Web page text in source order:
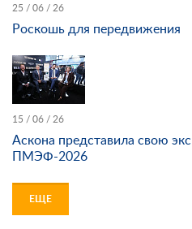
25 / 06 / 26
Роскошь для передвижения
15 / 06 / 26
Аскона представила свою
ПМЭФ-2026
ЕЩЕ